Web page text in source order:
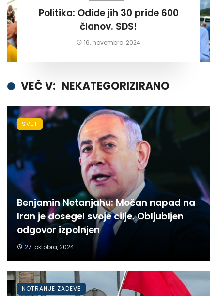
Politika: Odide jih 30 pride 600
članov. SDS!
16. novembra, 2024
VEČ V: NEKATEGORIZIRANO
Benjamin Netanjahu: Močan napad na
Iran je dosegel svoje cilje. Obljubljen
odgovor izpolnjen
27. oktobra, 2024
SVET
NOTRANJE ZADEVE